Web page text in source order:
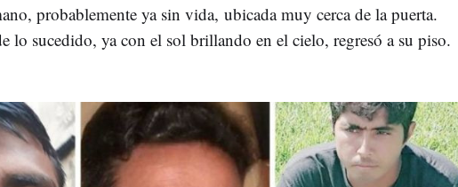
probablemente ya sin vida, ubicada muy cerca de la puerta.
lo sucedido, ya con el sol brillando en el cielo, regresó a su piso.